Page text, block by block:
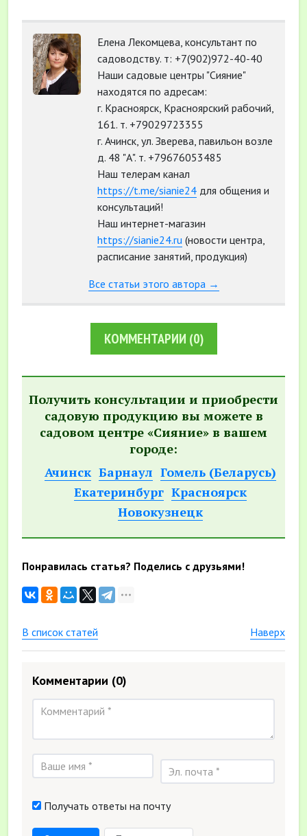
Елена Лекомцева, консультант по
садоводству. т: +7(902)972-40-40
Наши садовые центры "Сияние"
находятся по адресам:
г. Красноярск, Красноярский рабочий,
161. т. +79029723355
г. Ачинск, ул. Зверева, павильон возле
д. 48 "А". т. +79676053485
Наш телерам канал
https://t.me/sianie24 для общения и
консультаций!
Наш интернет-магазин
https://sianie24.ru (новости центра,
расписание занятий, продукция)
Все статьи этого автора →
КОММЕНТАРИИ (0)
Получить консультации и приобрести
садовую продукцию вы можете в
садовом центре «Сияние» в вашем
городе:
Ачинск Барнаул Гомель (Беларусь)
Екатеринбург Красноярск
Новокузнецк
Понравилась статья? Поделись с друзьями!
В список статей Наверх
Комментарии (0)
Получать ответы на почту